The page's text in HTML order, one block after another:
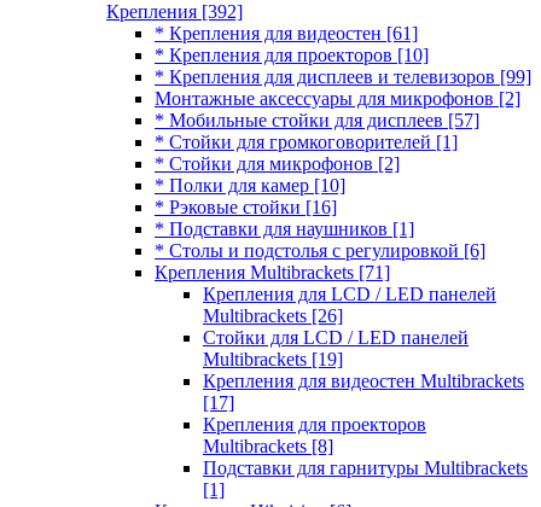
Крепления [392]
* Крепления для видеостен [61]
* Крепления для проекторов [10]
* Крепления для дисплеев и телевизоров [99]
Монтажные аксессуары для микрофонов [2]
* Мобильные стойки для дисплеев [57]
* Стойки для громкоговорителей [1]
* Стойки для микрофонов [2]
* Полки для камер [10]
* Рэковые стойки [16]
* Подставки для наушников [1]
* Столы и подстолья с регулировкой [6]
Крепления Multibrackets [71]
Крепления для LCD / LED панелей
Multibrackets [26]
Стойки для LCD / LED панелей
Multibrackets [19]
Крепления для видеостен Multibrackets
[17]
Крепления для проекторов
Multibrackets [8]
Подставки для гарнитуры Multibrackets
[1]